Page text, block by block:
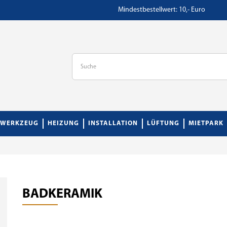
Mindestbestellwert: 10,- Euro
HEIZUNG INSTALLATION LÜFTUNG MIETPARK
BADKERAMIK